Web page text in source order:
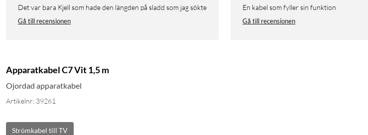
Det var bara Kjell som hade den längden på sladd som jag sökte
Gå till recensionen
En kabel som fyller sin funktion
Gå till recensionen
Apparatkabel C7 Vit 1,5 m
Ojordad apparatkabel
Artikelnr: 39261
Strömkabel till TV